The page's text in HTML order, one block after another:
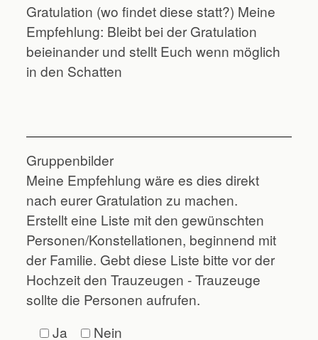
Gratulation (wo findet diese statt?) Meine
Empfehlung: Bleibt bei der Gratulation
beieinander und stellt Euch wenn möglich
in den Schatten
Gruppenbilder
Meine Empfehlung wäre es dies direkt
nach eurer Gratulation zu machen.
Erstellt eine Liste mit den gewünschten
Personen/Konstellationen, beginnend mit
der Familie. Gebt diese Liste bitte vor der
Hochzeit den Trauzeugen - Trauzeuge
sollte die Personen aufrufen.
Ja
Nein